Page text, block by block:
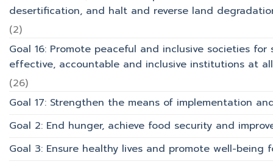
desertification, and halt and reverse land
(2)
Goal 16: Promote peaceful and inclusive societies
effective, accountable and inclusive institutions at all
(26)
Goal 17: Strengthen the means of implementation
Goal 2: End hunger, achieve food security and
Goal 3: Ensure healthy lives and promote well-being